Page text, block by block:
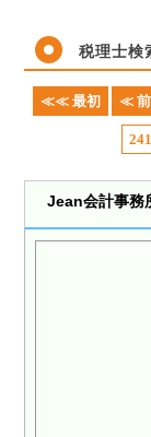
税理士検
≪≪ 最初 ≪ 前
Jean会計事務